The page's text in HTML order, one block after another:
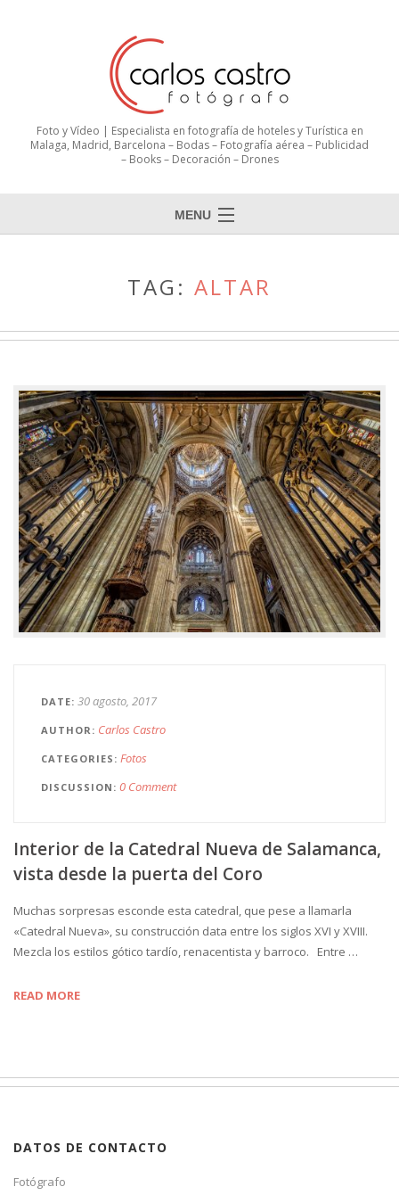
Foto y Vídeo | Especialista en fotografía de hoteles y Turística en
Malaga, Madrid, Barcelona – Bodas – Fotografía aérea – Publicidad
– Books – Decoración – Drones
MENU
TAG: ALTAR
DATE 30 agosto, 2017
AUTHOR Carlos Castro
CATEGORIES Fotos
DISCUSSION 0 Comment
Interior de la Catedral Nueva de Salamanca,
vista desde la puerta del Coro
Muchas sorpresas esconde esta catedral, que pese a llamarla
«Catedral Nueva», su construcción data entre los siglos XVI y XVIII.
Mezcla los estilos gótico tardío, renacentista y barroco. Entre …
READ MORE
DATOS DE CONTACTO
Fotógrafo